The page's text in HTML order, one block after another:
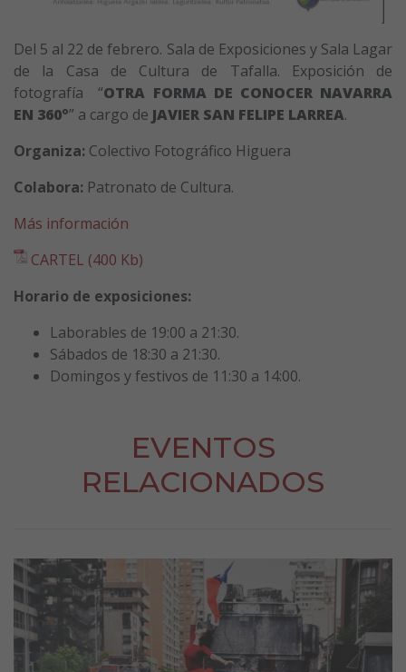
Del 5 al 22 de febrero. Sala de Exposiciones y Sala Lagar
de la Casa de Cultura de Tafalla. Exposición de
fotografía “OTRA FORMA DE CONOCER NAVARRA
EN 360º” a cargo de JAVIER SAN FELIPE LARREA.
Organiza: Colectivo Fotográfico Higuera
Colabora: Patronato de Cultura.
Más información
CARTEL (400 Kb)
Horario de exposiciones:
Laborables de 19:00 a 21:30.
Sábados de 18:30 a 21:30.
Domingos y festivos de 11:30 a 14:00.
EVENTOS
RELACIONADOS